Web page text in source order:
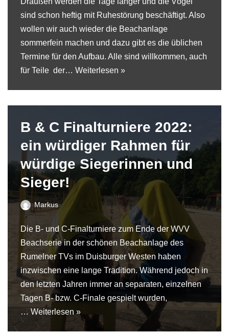
sind schon heftig mit Ruhestörung beschäftigt. Also
wollen wir auch wieder die Beachanlage
sommerfein machen und dazu gibt es die üblichen
Termine für den Aufbau. Alle sind willkommen, auch
für Teile der… Weiterlesen »
B & C Finalturniere 2022:
ein würdiger Rahmen für
würdige Siegerinnen und
Sieger!
Markus
Die B- und C-Finalturniere zum Ende der WVV
Beachserie in der schönen Beachanlage des
Rumelner TVs im Duisburger Westen haben
inzwischen eine lange Tradition. Während jedoch in
den letzten Jahren immer an separaten, einzelnen
Tagen B- bzw. C-Finale gespielt wurden,
… Weiterlesen »